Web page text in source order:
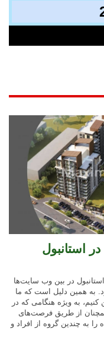
استانبول
در بین وب‌ سایت‌ها
به همین دلیل است که ما
به ویژه هنگامی که در
از طریق فرصت‌های
به چندین گروه از افراد و